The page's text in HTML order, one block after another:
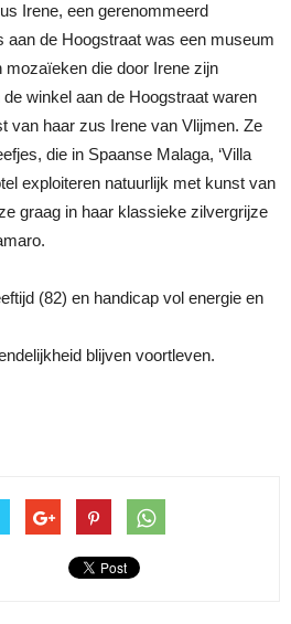
Irene, een gerenommeerd
aan de Hoogstraat was een museum
mozaïeken die door Irene zijn
winkel aan de Hoogstraat waren
van haar zus Irene van Vlijmen. Ze
die in Spaanse Malaga, ‘Villa
exploiteren natuurlijk met kunst van
graag in haar klassieke zilvergrijze
(82) en handicap vol energie en
blijven voortleven.